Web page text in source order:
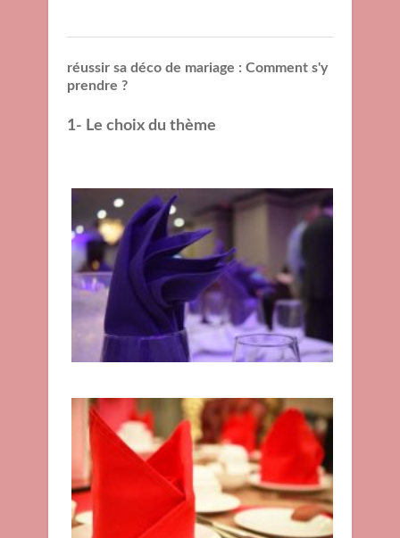
réussir sa déco de mariage : Comment s'y
prendre ?
1- Le choix du thème